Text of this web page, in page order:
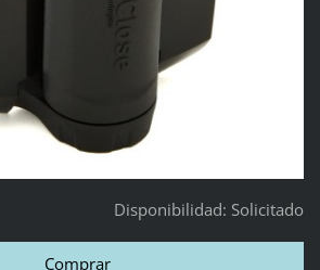
Disponibilidad: Solicitado